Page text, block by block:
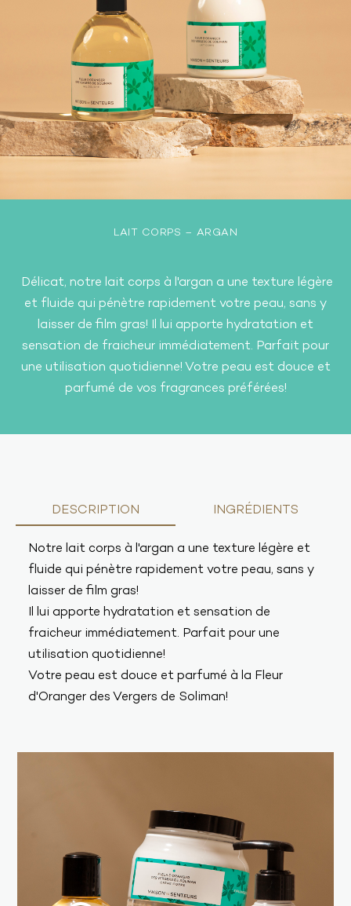
LAIT CORPS – ARGAN
Délicat, notre lait corps à l'argan a une texture légère
et fluide qui pénètre rapidement votre peau, sans y
laisser de film gras! Il lui apporte hydratation et
sensation de fraicheur immédiatement. Parfait pour
une utilisation quotidienne! Votre peau est douce et
parfumé de vos fragrances préférées!
DESCRIPTION INGRÉDIENTS
Notre lait corps à l'argan a une texture légère et
fluide qui pénètre rapidement votre peau, sans y
laisser de film gras!
Il lui apporte hydratation et sensation de
fraicheur immédiatement. Parfait pour une
utilisation quotidienne!
Votre peau est douce et parfumé à la Fleur
d'Oranger des Vergers de Soliman!